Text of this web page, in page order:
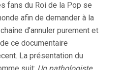
fans du Roi de la Pop se
afin de demander à la
d’annuler purement et
ce documentaire
La présentation du